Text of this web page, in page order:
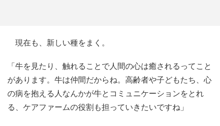
現在も、新しい種をまく。
「牛を見たり、触れることで人間の心は癒されるってこと
があります。牛は仲間だからね。高齢者や子どもたち、心
の病を抱える人なんかが牛とコミュニケーションをとれ
る、ケアファームの役割も担っていきたいですね」